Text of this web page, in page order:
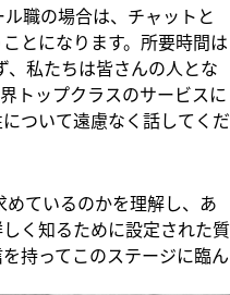
職の場合は、チャットと
とになります。所要時間は
、私たちは皆さんの人とな
トップクラスのサービスに
ついて遠慮なく話してくだ
ているのかを理解し、あ
く知るために設定された質
持ってこのステージに臨ん